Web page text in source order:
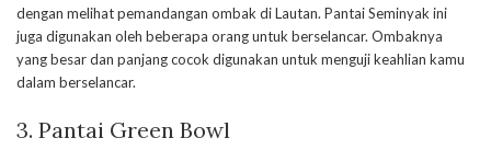
dengan melihat pemandangan ombak di Lautan. Pantai Seminyak ini
juga digunakan oleh beberapa orang untuk berselancar. Ombaknya
yang besar dan panjang cocok digunakan untuk menguji keahlian kamu
dalam berselancar.
3. Pantai Green Bowl